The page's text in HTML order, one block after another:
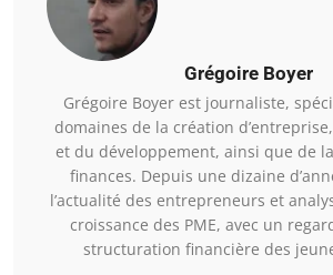
Grégoire Boyer
Grégoire Boyer est journaliste,
domaines de la création
et du développement, ainsi que de
finances. Depuis une dizaine
l’actualité des entrepreneurs et
croissance des PME, avec un
structuration financière des